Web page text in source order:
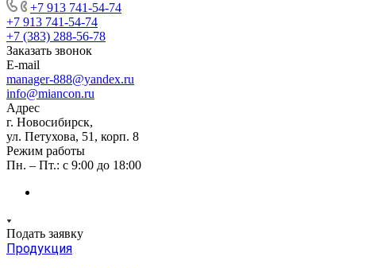
+7 913 741-54-74
+7 913 741-54-74
+7 (383) 288-56-78
Заказать звонок
E-mail
manager-888@yandex.ru
info@miancon.ru
Адрес
г. Новосибирск,
ул. Петухова, 51, корп. 8
Режим работы
Пн. – Пт.: с 9:00 до 18:00
Подать заявку
Продукция